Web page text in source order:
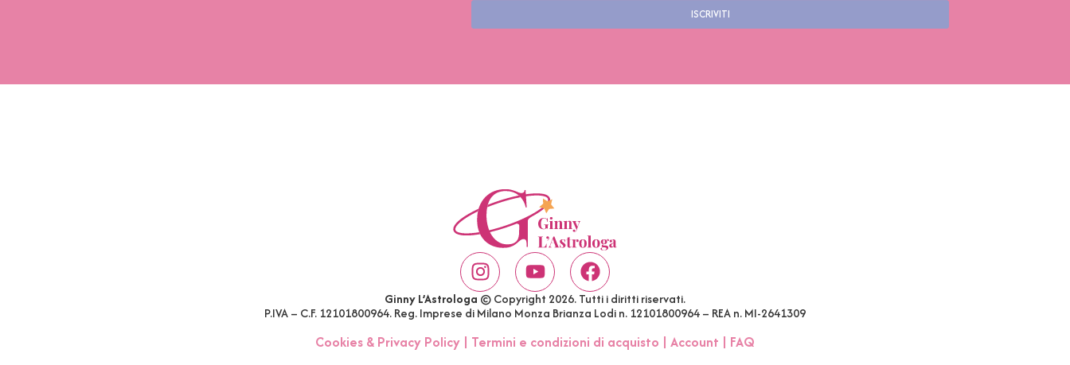
ISCRIVITI
Ginny L’Astrologa © Copyright 2026. Tutti i diritti riservati.
P.IVA – C.F. 12101800964. Reg. Imprese di Milano Monza Brianza Lodi n. 12101800964 – REA n. MI-2641309
Cookies & Privacy Policy | Termini e condizioni di acquisto | Account | FAQ